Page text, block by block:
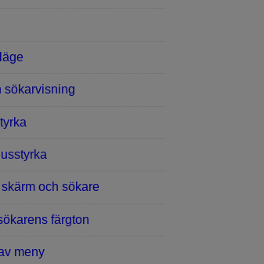
sökarvisning
och sökare
färgton
meny